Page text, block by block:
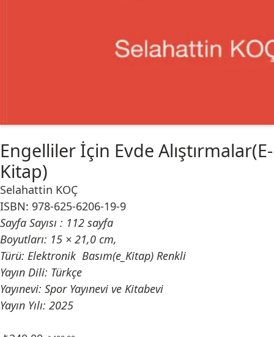
Engelliler İçin Evde Alıştırmalar(E-
Kitap)
Selahattin KOÇ
ISBN: 978-625-6206-19-9
Sayfa Sayısı : 112 sayfa
Boyutları: 15 × 21,0 cm,
Türü: Elektronik Basım(e_Kitap) Renkli
Yayın Dili: Türkçe
Yayınevi: Spor Yayınevi ve Kitabevi
Yayın Yılı: 2025